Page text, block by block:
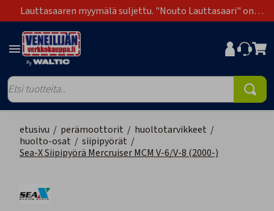
Lauttasaaren myymälä suljettu. "Nouto Lauttasaari" on
poistunut toimitustapavaihtoehdoista.
etusivu / perämoottorit / huoltotarvikkeet /
huolto-osat / siipipyörät /
Sea-X Siipipyörä Mercruiser MCM V-6/V-8 (2000-)